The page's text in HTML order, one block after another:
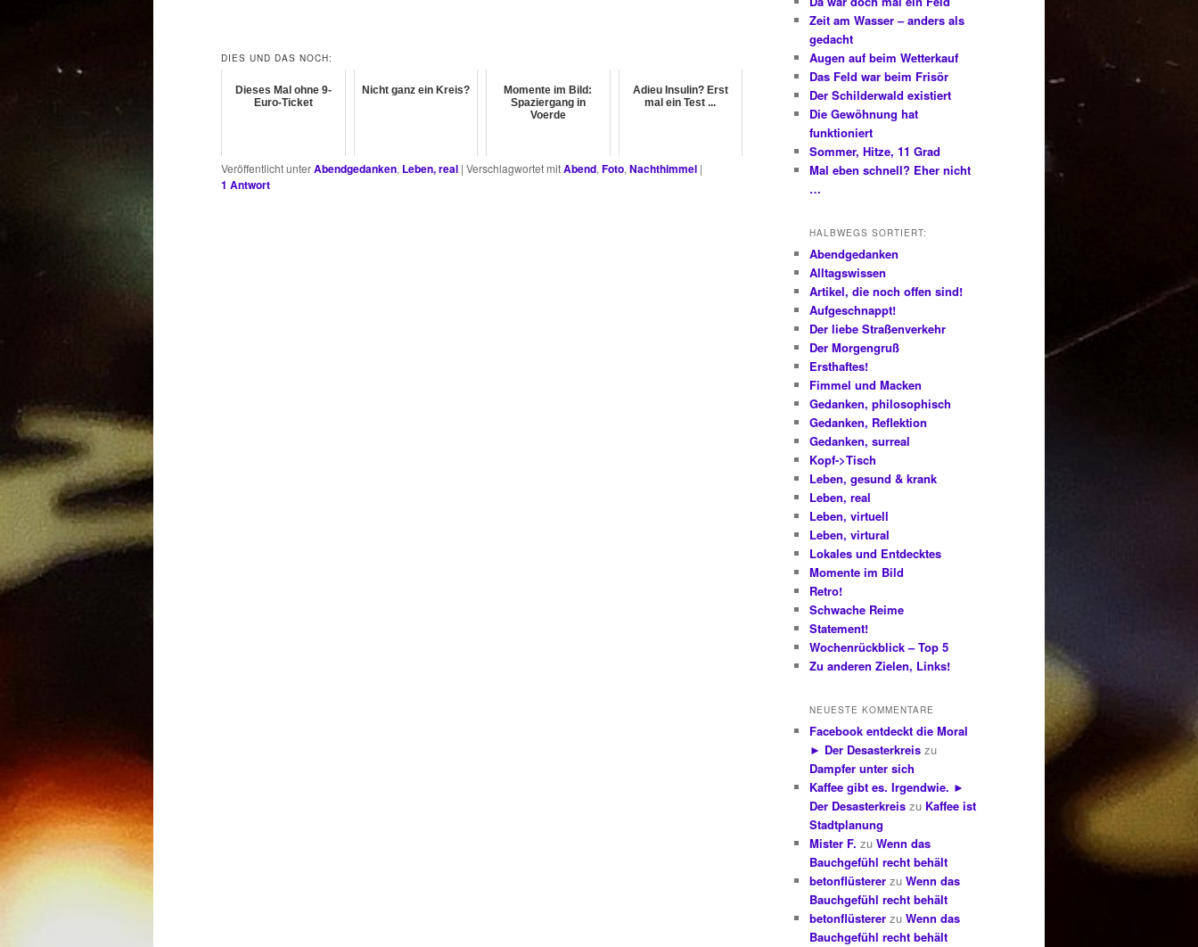
DIES UND DAS NOCH:
Dieses Mal ohne 9-
Euro-Ticket
Nicht ganz ein Kreis?
Momente im Bild:
Spaziergang in
Voerde
Adieu Insulin? Erst
mal ein Test ...
Veröffentlicht unterAbendgedanken, Leben, real | Verschlagwortet mitAbend, Foto, Nachthimmel |
1 Antwort
Zeit am Wasser – anders als
gedacht
Augen auf beim Wetterkauf
Das Feld war beim Frisör
Der Schilderwald existiert
Die Gewöhnung hat
funktioniert
Sommer, Hitze, 11 Grad
Mal eben schnell? Eher nicht
…
HALBWEGS SORTIERT:
Abendgedanken
Alltagswissen
Artikel, die noch offen sind!
Aufgeschnappt!
Der liebe Straßenverkehr
Der Morgengruß
Ersthaftes!
Fimmel und Macken
Gedanken, philosophisch
Gedanken, Reflektion
Gedanken, surreal
Kopf->Tisch
Leben, gesund & krank
Leben, real
Leben, virtuell
Leben, virtural
Lokales und Entdecktes
Momente im Bild
Retro!
Schwache Reime
Statement!
Wochenrückblick – Top 5
Zu anderen Zielen, Links!
NEUESTE KOMMENTARE
Facebook entdeckt die Moral
► Der Desasterkreis zu
Dampfer unter sich
Kaffee gibt es. Irgendwie. ►
Der Desasterkreis zu Kaffee ist
Stadtplanung
Mister F. zu Wenn das
Bauchgefühl recht behält
betonflüsterer zu Wenn das
Bauchgefühl recht behält
betonflüsterer zu Wenn das
Bauchgefühl recht behält